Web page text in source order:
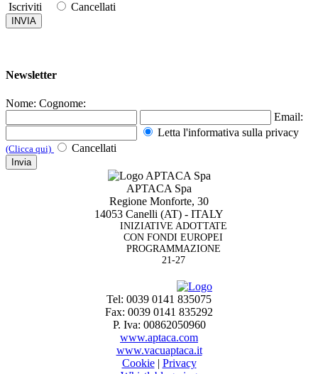
Iscriviti
Cancellati
Newsletter
Nome: Cognome:
Email:
Letta l'informativa sulla privacy
(Clicca qui) Cancellati
APTACA Spa
Regione Monforte, 30
14053 Canelli (AT) - ITALY
INIZIATIVE ADOTTATE
CON FONDI EUROPEI
PROGRAMMAZIONE
21-27
Tel: 0039 0141 835075
Fax: 0039 0141 835292
P. Iva: 00862050960
www.aptaca.com
www.vacuaptaca.it
Cookie| Privacy